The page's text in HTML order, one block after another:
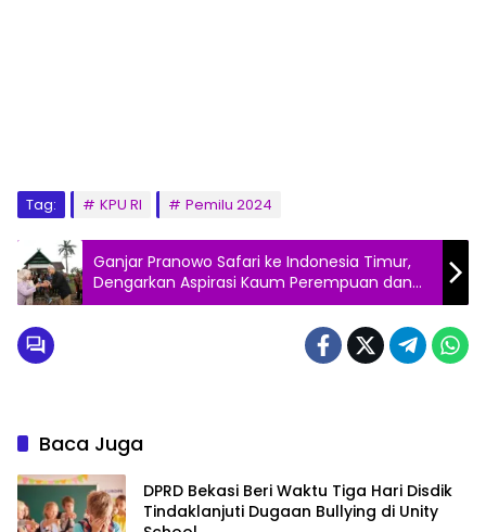
Tag: KPU RI Pemilu 2024
Ganjar Pranowo Safari ke Indonesia Timur,
Dengarkan Aspirasi Kaum Perempuan dan
Disabilitas
Baca Juga
DPRD Bekasi Beri Waktu Tiga Hari Disdik
Tindaklanjuti Dugaan Bullying di Unity